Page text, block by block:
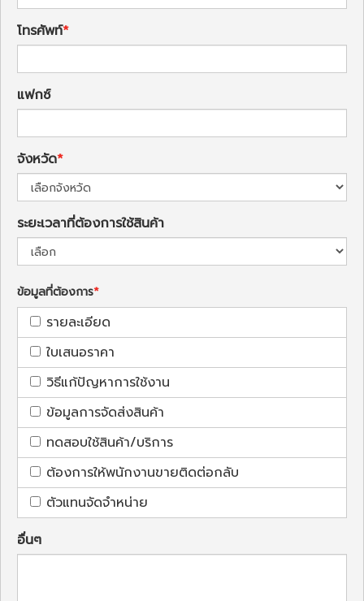
โทรศัพท์
แฟกซ์
จังหวัด
ระยะเวลาที่ต้องการใช้สินค้า
ข้อมูลที่ต้องการ
รายละเอียด
ใบเสนอราคา
วิธีแก้ปัญหาการใช้งาน
ข้อมูลการจัดส่งสินค้า
ทดสอบใช้สินค้า/บริการ
ต้องการให้พนักงานขายติดต่อกลับ
ตัวแทนจัดจำหน่าย
อื่นๆ